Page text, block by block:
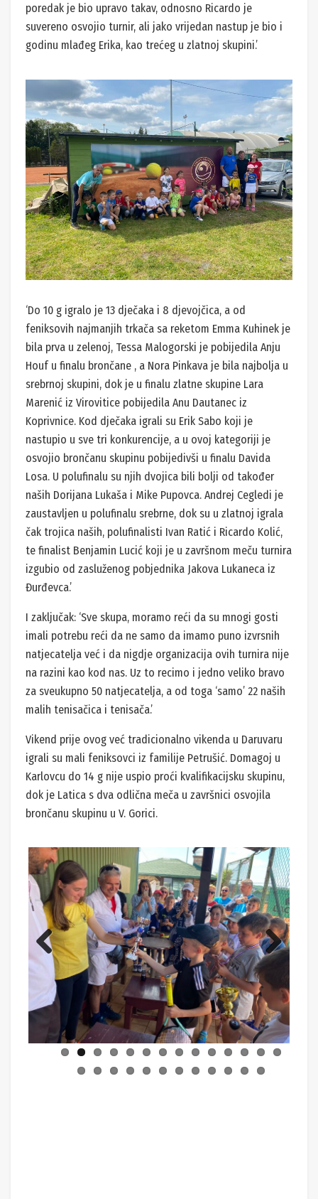
poredak je bio upravo takav, odnosno Ricardo je
suvereno osvojio turnir, ali jako vrijedan nastup je bio i
godinu mlađeg Erika, kao trećeg u zlatnoj skupini.’
‘Do 10 g igralo je 13 dječaka i 8 djevojčica, a od
feniksovih najmanjih trkača sa reketom Emma Kuhinek je
bila prva u zelenoj, Tessa Malogorski je pobijedila Anju
Houf u finalu brončane , a Nora Pinkava je bila najbolja u
srebrnoj skupini, dok je u finalu zlatne skupine Lara
Marenić iz Virovitice pobijedila Anu Dautanec iz
Koprivnice. Kod dječaka igrali su Erik Sabo koji je
nastupio u sve tri konkurencije, a u ovoj kategoriji je
osvojio brončanu skupinu pobijedivši u finalu Davida
Losa. U polufinalu su njih dvojica bili bolji od također
naših Dorijana Lukaša i Mike Pupovca. Andrej Cegledi je
zaustavljen u polufinalu srebrne, dok su u zlatnoj igrala
čak trojica naših, polufinalisti Ivan Ratić i Ricardo Kolić,
te finalist Benjamin Lucić koji je u završnom meču turnira
izgubio od zasluženog pobjednika Jakova Lukaneca iz
Đurđevca.’
I zaključak: ‘Sve skupa, moramo reći da su mnogi gosti
imali potrebu reći da ne samo da imamo puno izvrsnih
natjecatelja već i da nigdje organizacija ovih turnira nije
na razini kao kod nas. Uz to recimo i jedno veliko bravo
za sveukupno 50 natjecatelja, a od toga ‘samo’ 22 naših
malih tenisačica i tenisača.’
Vikend prije ovog već tradicionalno vikenda u Daruvaru
igrali su mali feniksovci iz familije Petrušić. Domagoj u
Karlovcu do 14 g nije uspio proći kvalifikacijsku skupinu,
dok je Latica s dva odlična meča u završnici osvojila
brončanu skupinu u V. Gorici.
Previ
Next